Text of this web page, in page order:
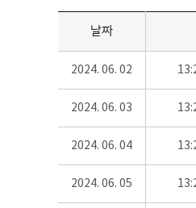
날짜
2024. 06. 02
2024. 06. 03
2024. 06. 04
2024. 06. 05